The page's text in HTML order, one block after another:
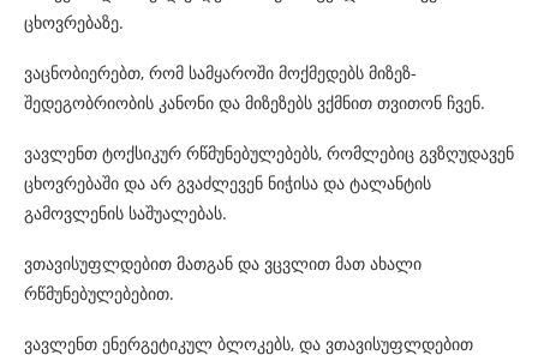
ცხოვრებაზე.
ვაცნობიერებთ, რომ სამყაროში მოქმედებს მიზეზ-
შედეგობრიობის კანონი და მიზეზებს ვქმნით თვითონ ჩვენ.
ვავლენთ ტოქსიკურ რწმუნებულებებს, რომლებიც გვზღუდავენ
ცხოვრებაში და არ გვაძლევენ ნიჭისა და ტალანტის
გამოვლენის საშუალებას.
ვთავისუფლდებით მათგან და ვცვლით მათ ახალი
რწმუნებულებებით.
ვავლენთ ენერგეტიკულ ბლოკებს, და ვთავისუფლდებით